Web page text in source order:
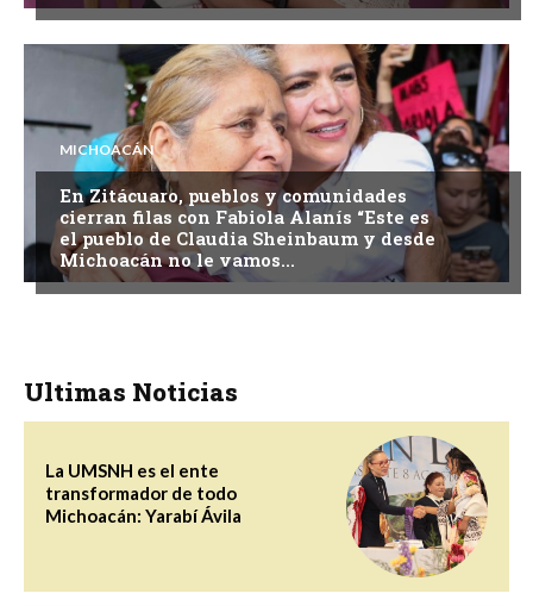
MICHOACÁN
En Zitácuaro, pueblos y comunidades
cierran filas con Fabiola Alanís “Este es
el pueblo de Claudia Sheinbaum y desde
Michoacán no le vamos...
Ultimas Noticias
La UMSNH es el ente
transformador de todo
Michoacán: Yarabí Ávila